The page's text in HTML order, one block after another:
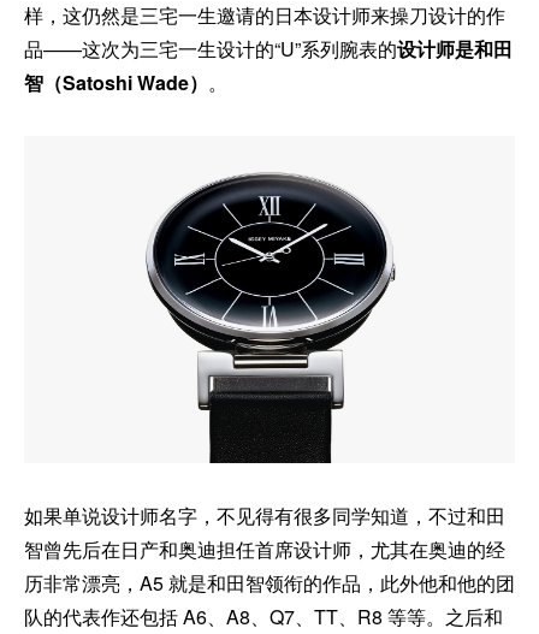
样，这仍然是三宅一生邀请的日本设计师来操刀设计的作
品——这次为三宅一生设计的“U”系列腕表的设计师是和田
智（Satoshi Wade） 。
如果单说设计师名字，不见得有很多同学知道，不过和田
智曾先后在日产和奥迪担任首席设计师，尤其在奥迪的经
历非常漂亮，A5 就是和田智领衔的作品，此外他和他的团
队的代表作还包括 A6、A8、Q7、TT、R8 等等。之后和